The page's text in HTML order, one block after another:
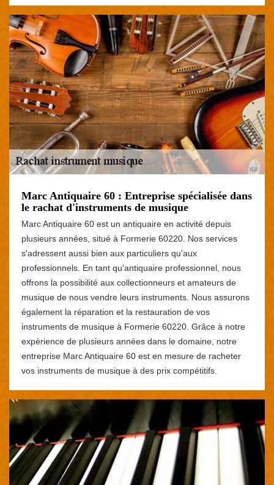
Marc Antiquaire 60 : Entreprise spécialisée dans
le rachat d'instruments de musique
Marc Antiquaire 60 est un antiquaire en activité depuis
plusieurs années, situé à Formerie 60220. Nos services
s'adressent aussi bien aux particuliers qu'aux
professionnels. En tant qu'antiquaire professionnel, nous
offrons la possibilité aux collectionneurs et amateurs de
musique de nous vendre leurs instruments. Nous assurons
également la réparation et la restauration de vos
instruments de musique à Formerie 60220. Grâce à notre
expérience de plusieurs années dans le domaine, notre
entreprise Marc Antiquaire 60 est en mesure de racheter
vos instruments de musique à des prix compétitifs.